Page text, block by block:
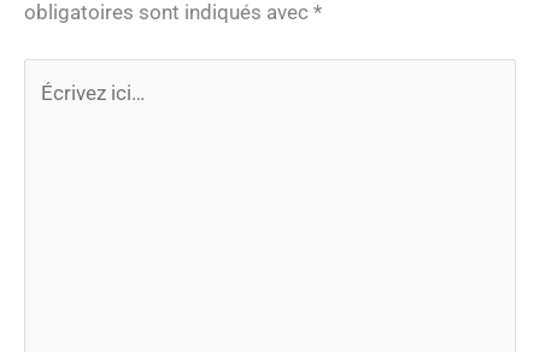
obligatoires sont indiqués avec *